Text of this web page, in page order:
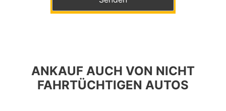
ANKAUF AUCH VON NICHT
FAHRTÜCHTIGEN AUTOS